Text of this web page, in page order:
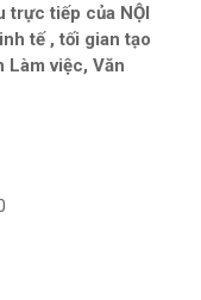
trực tiếp của NỘI
tế , tối gian tạo
Làm việc, Văn